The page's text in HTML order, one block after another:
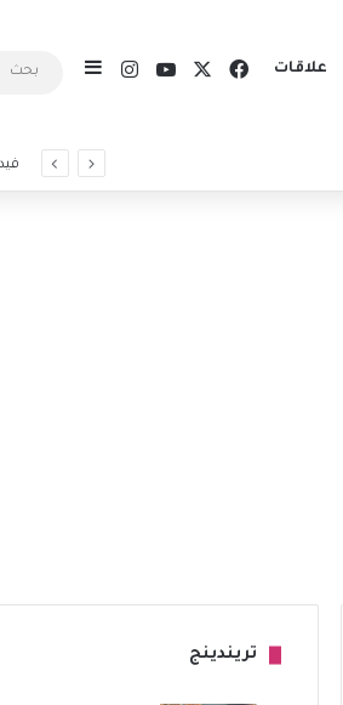
علاقات فيسبوكيوتيوبانستقرام
إضافة
تريندينج